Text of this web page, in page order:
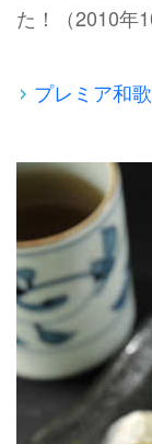
た！（2010年
プレミア和